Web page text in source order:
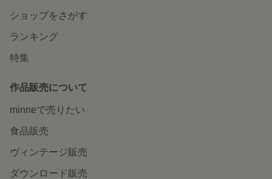
ショップをさがす
ランキング
特集
作品販売について
minneで売りたい
食品販売
ヴィンテージ販売
ダウンロード販売